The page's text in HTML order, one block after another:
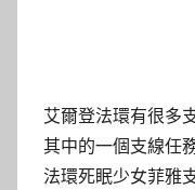
艾爾登法環有很多
其中的一個支線任
法環死眠少女菲雅